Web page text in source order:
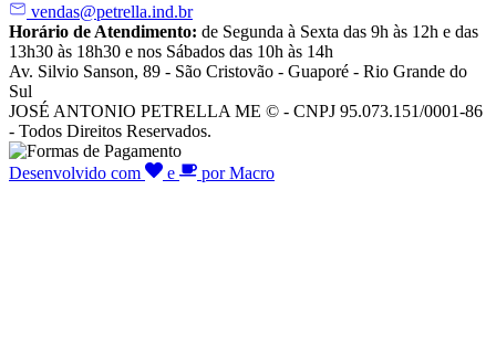
vendas@petrella.ind.br
Horário de Atendimento: de Segunda à Sexta das 9h às 12h e das
13h30 às 18h30 e nos Sábados das 10h às 14h
Av. Silvio Sanson, 89 - São Cristovão - Guaporé - Rio Grande do
Sul
JOSÉ ANTONIO PETRELLA ME © - CNPJ 95.073.151/0001-86
- Todos Direitos Reservados.
Desenvolvido com e por Macro